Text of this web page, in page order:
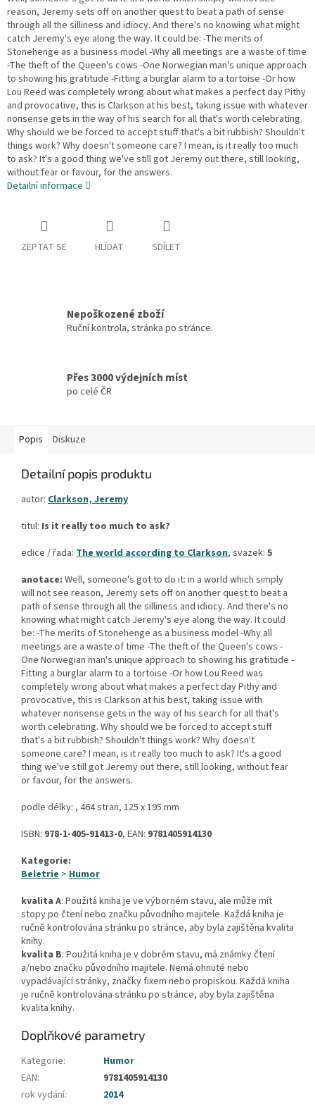
reason, Jeremy sets off on another quest to beat a path of sense
through all the silliness and idiocy. And there's no knowing what might
catch Jeremy's eye along the way. It could be: -The merits of
Stonehenge as a business model -Why all meetings are a waste of time
-The theft of the Queen's cows -One Norwegian man's unique approach
to showing his gratitude -Fitting a burglar alarm to a tortoise -Or how
Lou Reed was completely wrong about what makes a perfect day Pithy
and provocative, this is Clarkson at his best, taking issue with whatever
nonsense gets in the way of his search for all that's worth celebrating.
Why should we be forced to accept stuff that's a bit rubbish? Shouldn't
things work? Why doesn't someone care? I mean, is it really too much
to ask? It's a good thing we've still got Jeremy out there, still looking,
without fear or favour, for the answers.
Detailní informace
ZEPTAT SE HLÍDAT SDÍLET
Nepoškozené zboží
Ruční kontrola, stránka po stránce.
Přes 3000 výdejních míst
po celé ČR
Popis Diskuze
Detailní popis produktu
autor: Clarkson, Jeremy
titul: Is it really too much to ask?
edice / řada: The world according to Clarkson, svazek: 5
anotace: Well, someone's got to do it: in a world which simply
will not see reason, Jeremy sets off on another quest to beat a
path of sense through all the silliness and idiocy. And there's no
knowing what might catch Jeremy's eye along the way. It could
be: -The merits of Stonehenge as a business model -Why all
meetings are a waste of time -The theft of the Queen's cows -
One Norwegian man's unique approach to showing his gratitude -
Fitting a burglar alarm to a tortoise -Or how Lou Reed was
completely wrong about what makes a perfect day Pithy and
provocative, this is Clarkson at his best, taking issue with
whatever nonsense gets in the way of his search for all that's
worth celebrating. Why should we be forced to accept stuff
that's a bit rubbish? Shouldn't things work? Why doesn't
someone care? I mean, is it really too much to ask? It's a good
thing we've still got Jeremy out there, still looking, without fear
or favour, for the answers.
podle délky: , 464 stran, 125 x 195 mm
ISBN: 978-1-405-91413-0, EAN: 9781405914130
Kategorie:
Beletrie > Humor
kvalita A: Použitá kniha je ve výborném stavu, ale může mít
stopy po čtení nebo značku původního majitele. Každá kniha je
ručně kontrolována stránku po stránce, aby byla zajištěna kvalita
knihy.
kvalita B: Použitá kniha je v dobrém stavu, má známky čtení
a/nebo značku původního majitele. Nemá ohnuté nebo
vypadávající stránky, značky fixem nebo propiskou. Každá kniha
je ručně kontrolována stránku po stránce, aby byla zajištěna
kvalita knihy.
Doplňkové parametry
Kategorie:
Humor
EAN:
9781405914130
rok vydání:
2014